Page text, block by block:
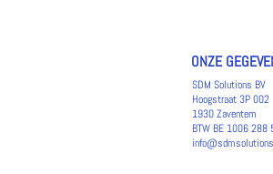
ONZE
SDM Solutions BV
Hoogstraat 3P 002
1930 Zaventem
BTW BE 1006 288